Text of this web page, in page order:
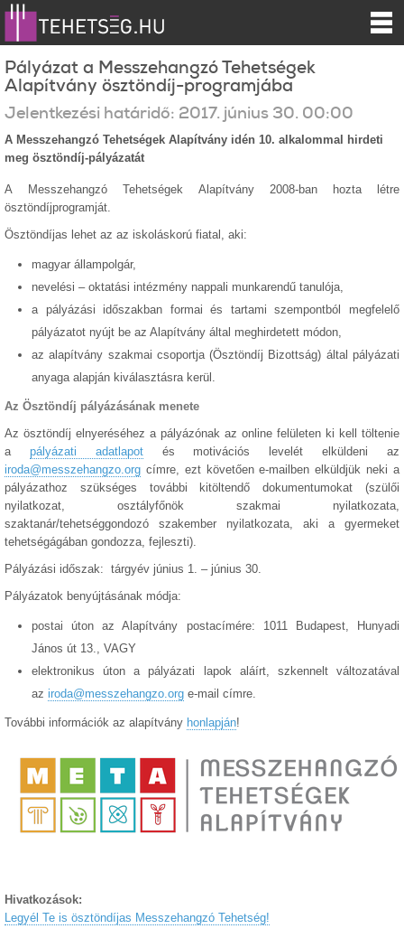
Pályázat a Messzehangzó Tehetségek
Alapítvány ösztöndíj-programjába
Jelentkezési határidő: 2017. június 30. 00:00
A Messzehangzó Tehetségek Alapítvány idén 10. alkalommal hirdeti
meg ösztöndíj-pályázatát
A Messzehangzó Tehetségek Alapítvány 2008-ban hozta létre
ösztöndíjprogramját.
Ösztöndíjas lehet az az iskoláskorú fiatal, aki:
magyar állampolgár,
nevelési – oktatási intézmény nappali munkarendű tanulója,
a pályázási időszakban formai és tartami szempontból megfelelő
pályázatot nyújt be az Alapítvány által meghirdetett módon,
az alapítvány szakmai csoportja (Ösztöndíj Bizottság) által pályázati
anyaga alapján kiválasztásra kerül.
Az Ösztöndíj pályázásának menete
Az ösztöndíj elnyeréséhez a pályázónak az online felületen ki kell töltenie
a pályázati adatlapotés motivációs levelét elküldeni az
iroda@messzehangzo.org címre, ezt követően e-mailben elküldjük neki a
pályázathoz szükséges további kitöltendő dokumentumokat (szülői
nyilatkozat, osztályfőnök szakmai nyilatkozata,
szaktanár/tehetséggondozó szakember nyilatkozata, aki a gyermeket
tehetségágában gondozza, fejleszti).
Pályázási időszak: tárgyév június 1. – június 30.
Pályázatok benyújtásának módja:
postai úton az Alapítvány postacímére: 1011 Budapest, Hunyadi
János út 13., VAGY
elektronikus úton a pályázati lapok aláírt, szkennelt változatával
az iroda@messzehangzo.org e-mail címre.
További információk az alapítvány honlapján!
Hivatkozások:
Legyél Te is ösztöndíjas Messzehangzó Tehetség!